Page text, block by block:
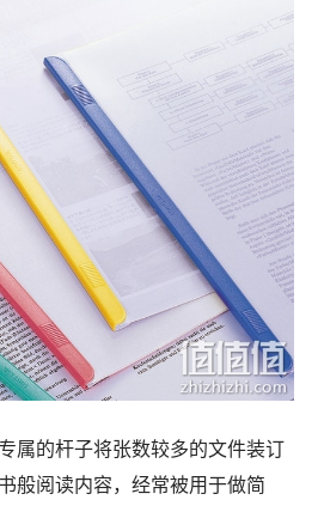
属的杆子将张数较多的文件装订
般阅读内容，经常被用于做简